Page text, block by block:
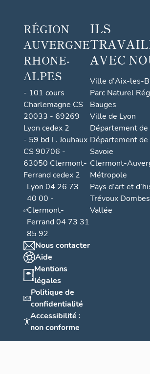
RÉGION
AUVERGNE
RHONE-
ALPES
- 101 cours
Charlemagne CS
20033 - 69269
Lyon cedex 2
- 59 bd L. Jouhaux
CS 90706 -
63050 Clermont-
Ferrand cedex 2
Lyon 04 26 73
40 00 -
Clermont-
Ferrand 04 73 31
85 92
Nous contacter
Aide
Mentions
légales
Politique de
confidentialité
Accessibilité :
non conforme
ILS
AVEC
Ville d'Aix-les-
Parc Naturel
Bauges
Ville de Lyon
Département de
Département
Savoie
Clermont-
Métropole
Pays d’art et
Trévoux
Vallée